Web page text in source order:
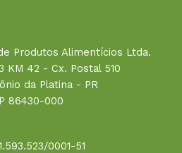
Produtos Alimentícios Ltda.
KM 42 - Cx. Postal 510
da Platina - PR
86430-000
0001-51